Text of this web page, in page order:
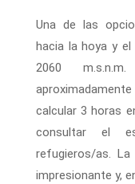
Una de las
hacia la hoya y
2060
calcular 3 horas
consultar el
refugieros/as.
impresionante y,